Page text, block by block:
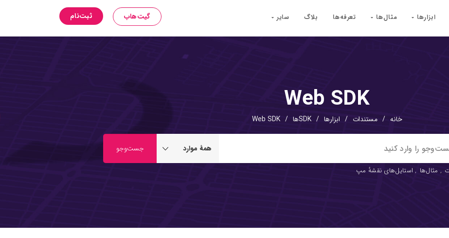
ثبت‌نام گیت‌هاب ابزارها مثال‌ها تعرفه‌ها بلاگ سایر
Web SDK
خانه / مستندات / ابزارها / SDKها /
Web SDK
, مثال‌ها , استایل‌های نقشهٔ مپ